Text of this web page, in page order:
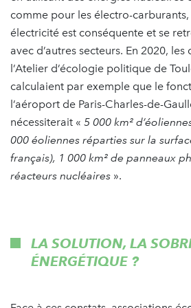
comme pour les électro-
électricité est conséquente et se
avec d’autres secteurs. En 2020,
l’Atelier d’écologie politique de
calculaient par exemple que le
l’aéroport de Paris-Charles-de-
nécessiterait « 5 000 km²
000 éoliennes réparties sur la
français), 1 000 km² de panneaux
réacteurs nucléaires ».
LA SOLUTION, LA
ÉNERGÉTIQUE ?